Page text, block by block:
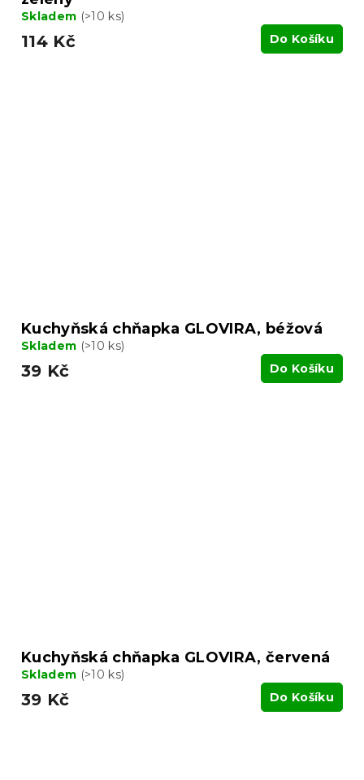
Skladem (>10 ks)
114 Kč Do Košíku
Kuchyňská chňapka GLOVIRA, béžová
Skladem (>10 ks)
39 Kč Do Košíku
Kuchyňská chňapka GLOVIRA, červená
Skladem (>10 ks)
39 Kč Do Košíku